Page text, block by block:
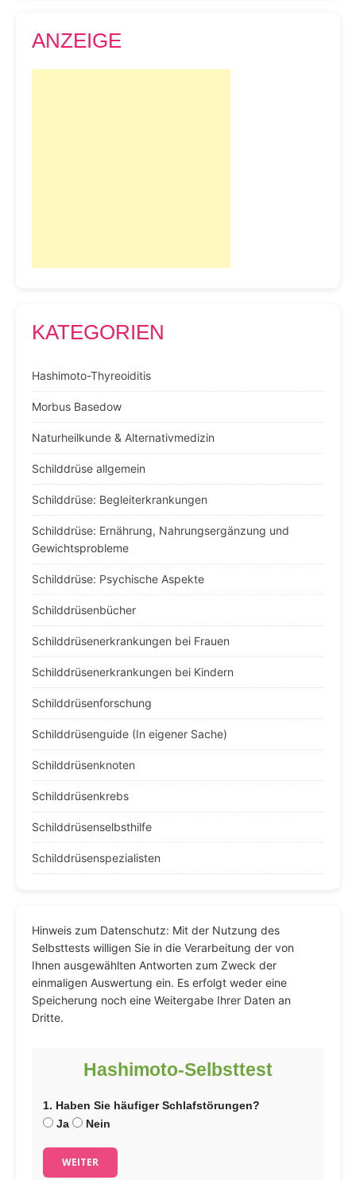
ANZEIGE
KATEGORIEN
Hashimoto-Thyreoiditis
Morbus Basedow
Naturheilkunde & Alternativmedizin
Schilddrüse allgemein
Schilddrüse: Begleiterkrankungen
Schilddrüse: Ernährung, Nahrungsergänzung und
Gewichtsprobleme
Schilddrüse: Psychische Aspekte
Schilddrüsenbücher
Schilddrüsenerkrankungen bei Frauen
Schilddrüsenerkrankungen bei Kindern
Schilddrüsenforschung
Schilddrüsenguide (In eigener Sache)
Schilddrüsenknoten
Schilddrüsenkrebs
Schilddrüsenselbsthilfe
Schilddrüsenspezialisten
Hinweis zum Datenschutz: Mit der Nutzung des
Selbsttests willigen Sie in die Verarbeitung der von
Ihnen ausgewählten Antworten zum Zweck der
einmaligen Auswertung ein. Es erfolgt weder eine
Speicherung noch eine Weitergabe Ihrer Daten an
Dritte.
Hashimoto-Selbsttest
1. Haben Sie häufiger Schlafstörungen?
Ja
Nein
WEITER